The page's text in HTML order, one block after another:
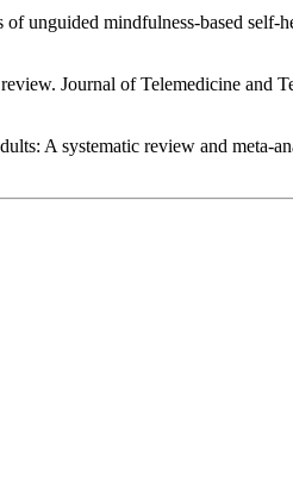
unguided mindfulness-based
Journal of Telemedicine and
A systematic review and